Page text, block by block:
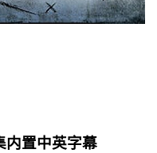
内置中英字幕